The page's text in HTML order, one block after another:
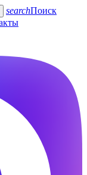
searchПоиск